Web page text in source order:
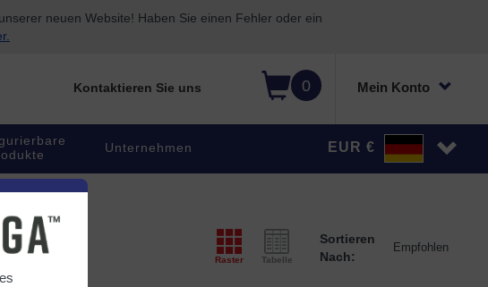
neuen Website! Haben Sie einen Fehler oder ein
0 Mein Konto
Kontaktieren Sie uns
Unternehmen EUR €
Raster Tabelle
Sortieren
Nach: